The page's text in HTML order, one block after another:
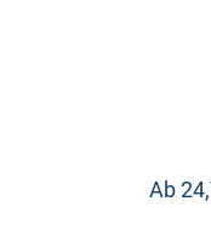
Ab